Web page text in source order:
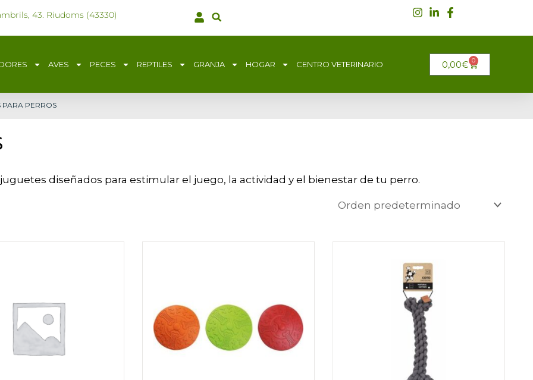
43. Riudoms (43330)
AVES PECES REPTILES GRANJA HOGAR CENTRO VETERINARIO 0,00€ 0
CARRITO
PARA PERROS
diseñados para estimular el juego, la actividad y el bienestar de tu perro.